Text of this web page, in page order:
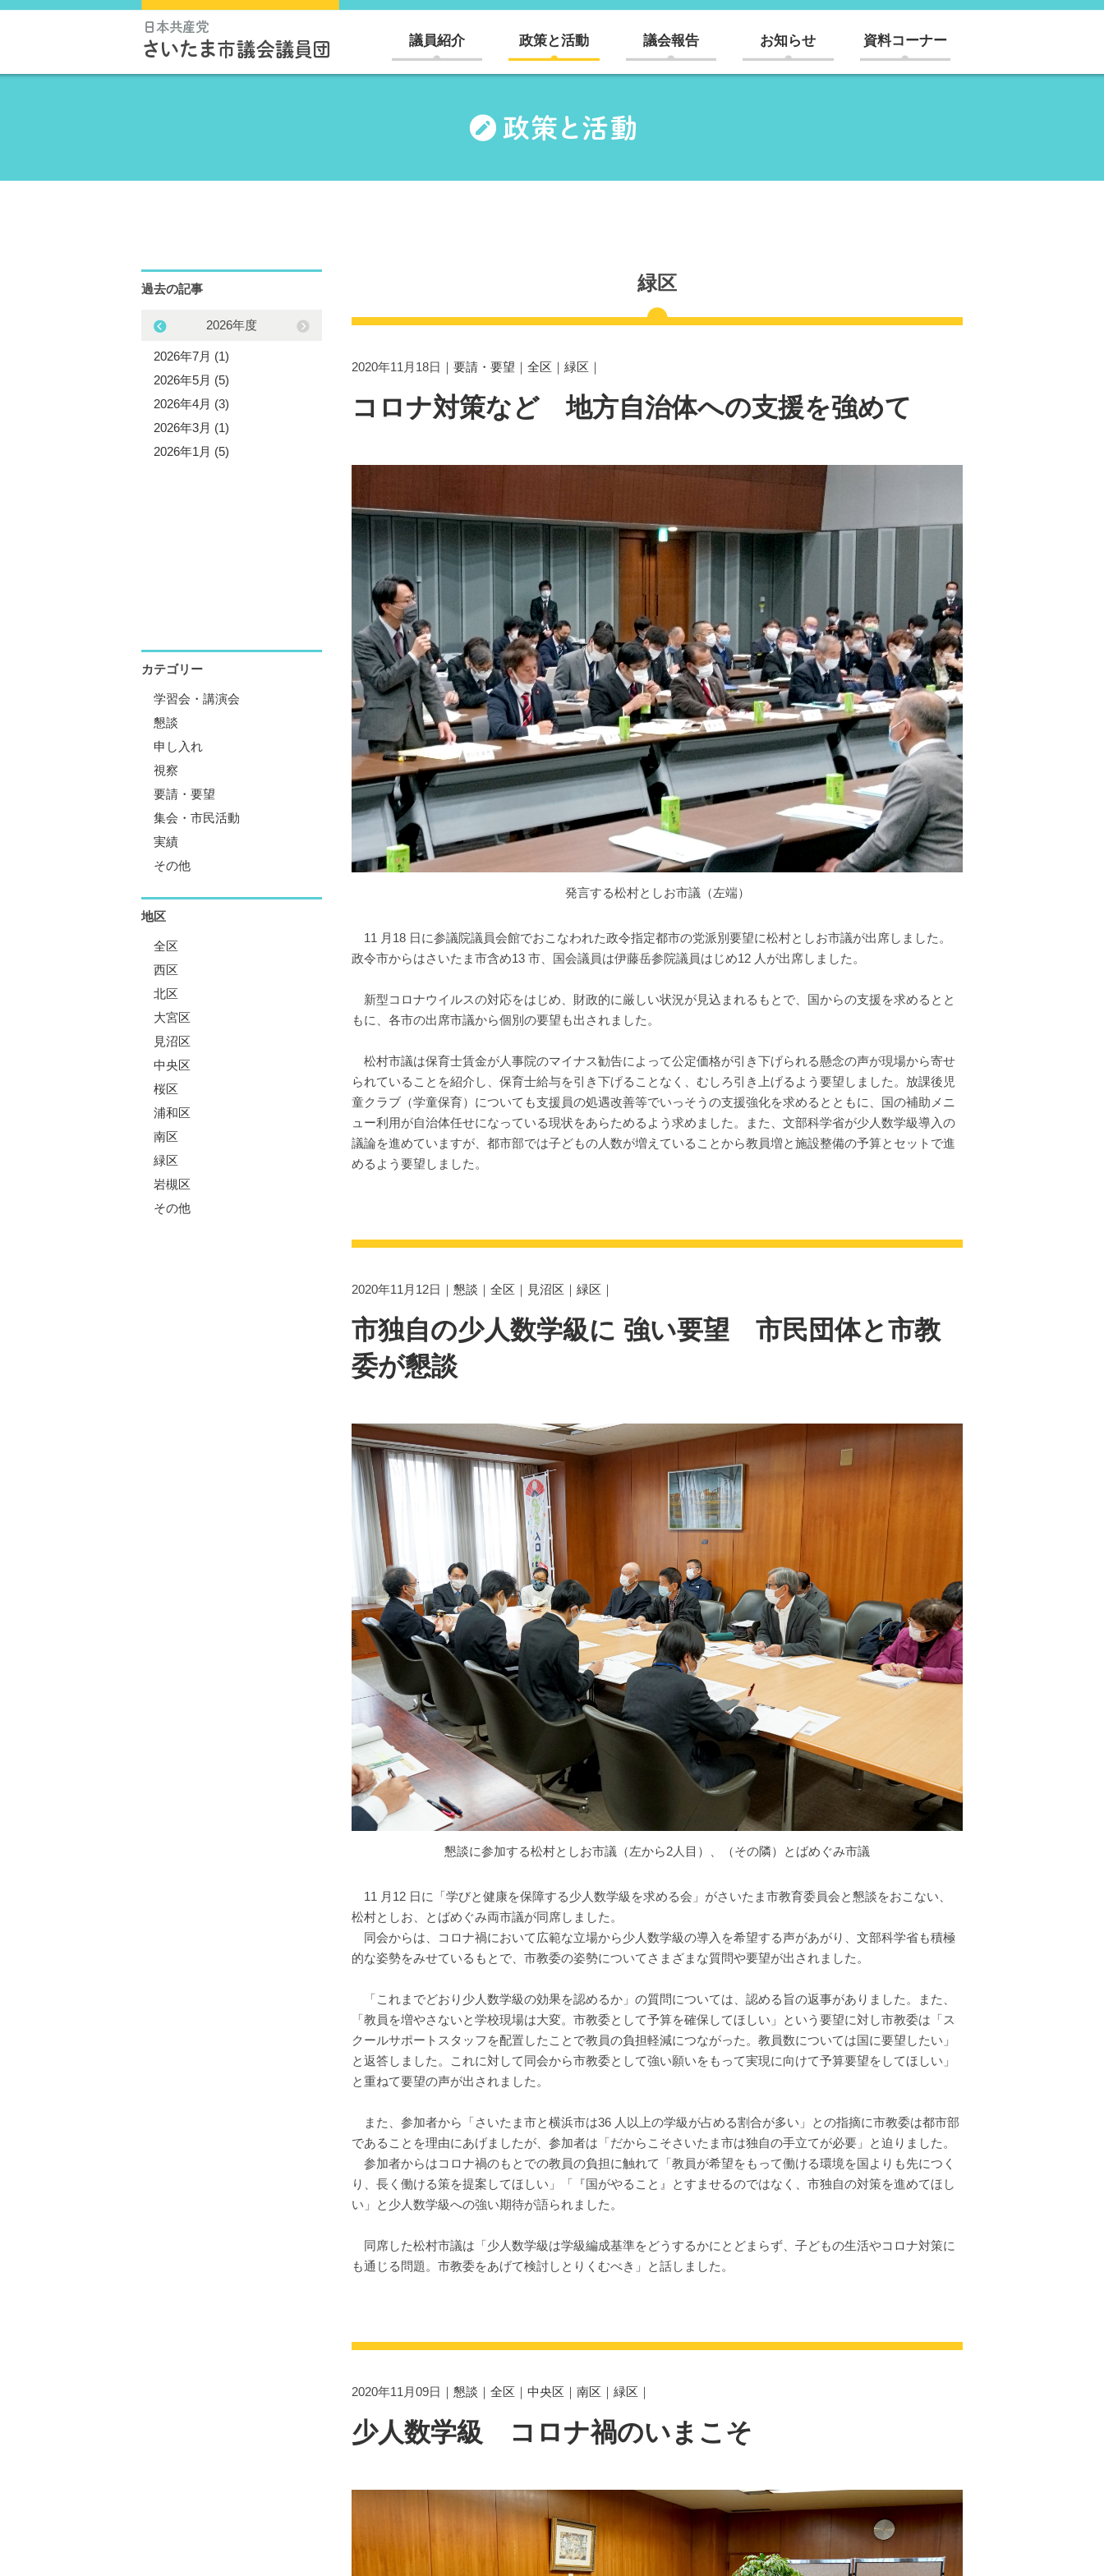
議員紹介 政策と活動 議会報告 お知らせ 資料コーナー
緑区
2020年11月18日｜ 要請・要望 ｜ 全区 ｜ 緑区 ｜
コロナ対策など 地方自治体への支援を強めて
発言する松村としお市議（左端）
11 月18 日に参議院議員会館でおこなわれた政令指定都市の党派別要望に松村としお市議が出席しました。
政令市からはさいたま市含め13 市、国会議員は伊藤岳参院議員はじめ12 人が出席しました。
新型コロナウイルスの対応をはじめ、財政的に厳しい状況が見込まれるもとで、国からの支援を求めるとと
もに、各市の出席市議から個別の要望も出されました。
松村市議は保育士賃金が人事院のマイナス勧告によって公定価格が引き下げられる懸念の声が現場から寄せ
られていることを紹介し、保育士給与を引き下げることなく、むしろ引き上げるよう要望しました。放課後児
童クラブ（学童保育）についても支援員の処遇改善等でいっそうの支援強化を求めるとともに、国の補助メニ
ュー利用が自治体任せになっている現状をあらためるよう求めました。また、文部科学省が少人数学級導入の
議論を進めていますが、都市部では子どもの人数が増えていることから教員増と施設整備の予算とセットで進
めるよう要望しました。
2020年11月12日｜ 懇談 ｜ 全区 ｜ 見沼区 ｜ 緑区 ｜
市独自の少人数学級に 強い要望 市民団体と市教
委が懇談
懇談に参加する松村としお市議（左から2人目）、（その隣）とばめぐみ市議
11 月12 日に「学びと健康を保障する少人数学級を求める会」がさいたま市教育委員会と懇談をおこない、
松村としお、とばめぐみ両市議が同席しました。
同会からは、コロナ禍において広範な立場から少人数学級の導入を希望する声があがり、文部科学省も積極
的な姿勢をみせているもとで、市教委の姿勢についてさまざまな質問や要望が出されました。
「これまでどおり少人数学級の効果を認めるか」の質問については、認める旨の返事がありました。また、
「教員を増やさないと学校現場は大変。市教委として予算を確保してほしい」という要望に対し市教委は「ス
クールサポートスタッフを配置したことで教員の負担軽減につながった。教員数については国に要望したい」
と返答しました。これに対して同会から市教委として強い願いをもって実現に向けて予算要望をしてほしい」
と重ねて要望の声が出されました。
また、参加者から「さいたま市と横浜市は36 人以上の学級が占める割合が多い」との指摘に市教委は都市部
であることを理由にあげましたが、参加者は「だからこそさいたま市は独自の手立てが必要」と迫りました。
参加者からはコロナ禍のもとでの教員の負担に触れて「教員が希望をもって働ける環境を国よりも先につく
り、長く働ける策を提案してほしい」「『国がやること』とすませるのではなく、市独自の対策を進めてほし
い」と少人数学級への強い期待が語られました。
同席した松村市議は「少人数学級は学級編成基準をどうするかにとどまらず、子どもの生活やコロナ対策に
も通じる問題。市教委をあげて検討しとりくむべき」と話しました。
2020年11月09日｜ 懇談 ｜ 全区 ｜ 中央区 ｜ 南区 ｜ 緑区 ｜
少人数学級 コロナ禍のいまこそ
過去の記事
2026年度
2026年7月 (1)
2026年5月 (5)
2026年4月 (3)
2026年3月 (1)
2026年1月 (5)
カテゴリー
学習会・講演会
懇談
申し入れ
視察
要請・要望
集会・市民活動
実績
その他
地区
全区
西区
北区
大宮区
見沼区
中央区
桜区
浦和区
南区
緑区
岩槻区
その他